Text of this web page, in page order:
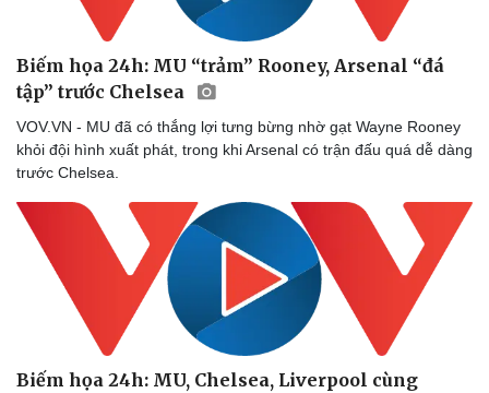
Biếm họa 24h: MU “trảm” Rooney, Arsenal “đá
tập” trước Chelsea
VOV.VN - MU đã có thắng lợi tưng bừng nhờ gạt Wayne Rooney
khỏi đội hình xuất phát, trong khi Arsenal có trận đấu quá dễ dàng
trước Chelsea.
Biếm họa 24h: MU, Chelsea, Liverpool cùng